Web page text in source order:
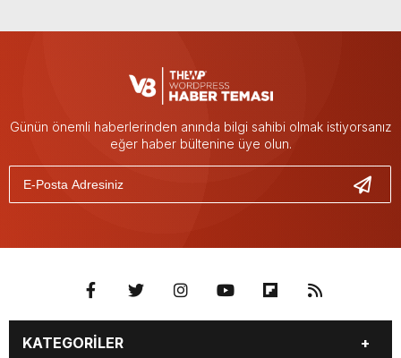
Günün önemli haberlerinden anında bilgi sahibi olmak istiyorsanız
eğer haber bültenine üye olun.
KATEGORİLER